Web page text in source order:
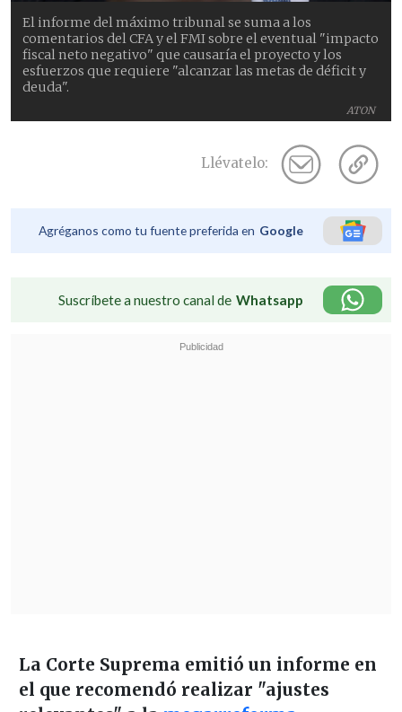
ATON
El informe del máximo tribunal se suma a los
comentarios del CFA y el FMI sobre el eventual "impacto
fiscal neto negativo" que causaría el proyecto y los
esfuerzos que requiere "alcanzar las metas de déficit y
deuda".
Llévatelo:
Agréganos como tu fuente preferida en Google
Suscríbete a nuestro canal de Whatsapp
La Corte Suprema emitió un informe en
el que recomendó realizar "ajustes